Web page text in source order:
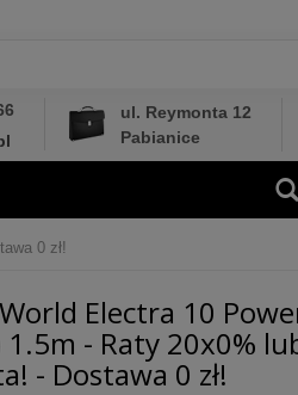
ul. Reymonta 12
Pabianice
0 zł!
Electra 10
1.5m - Raty 20x0%
- Dostawa 0 zł!